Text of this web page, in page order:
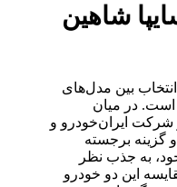
شاهین
انتخاب بین مدل‌های
است. در میان
شرکت ایران‌خودرو و
گزینه برجسته
به جذب نظر
این دو خودرو